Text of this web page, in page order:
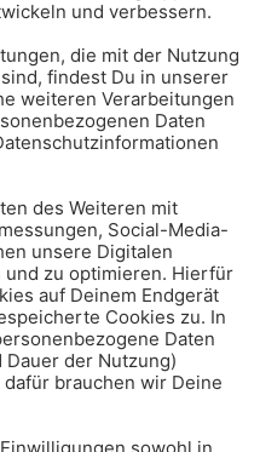
Tagestickets für
Steinplatte